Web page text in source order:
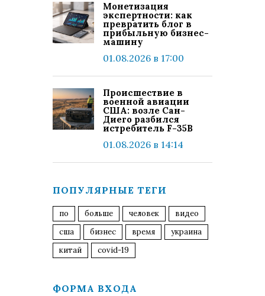
Монетизация
экспертности: как
превратить блог в
прибыльную бизнес-
машину
01.08.2026 в 17:00
Происшествие в
военной авиации
США: возле Сан-
Диего разбился
истребитель F-35B
01.08.2026 в 14:14
ПОПУЛЯРНЫЕ ТЕГИ
по больше человек
видео
сша
бизнес время
украина
китай
covid-19
ФОРМА ВХОДА